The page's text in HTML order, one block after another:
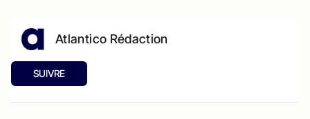
Atlantico Rédaction
SUIVRE